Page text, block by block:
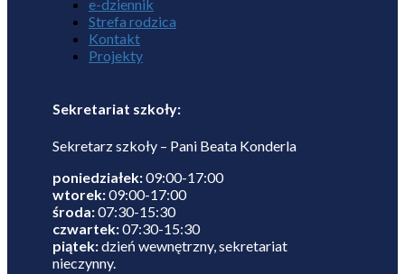
e-dziennik
Strefa rodzica
Kontakt
Projekty
Sekretariat szkoły:
Sekretarz szkoły – Pani Beata Konderla
poniedziałek:09:00-17:00
wtorek:09:00-17:00
środa:07:30-15:30
czwartek:07:30-15:30
piątek:dzień wewnętrzny, sekretariat
nieczynny.